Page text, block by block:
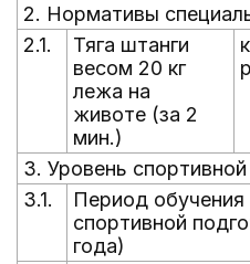
2. Нормативы
2.1.
Тяга штанги
весом 20 кг
лежа на
животе (за 2
мин.)
3. Уровень
3.1.
Период обучения
спортивной
года)